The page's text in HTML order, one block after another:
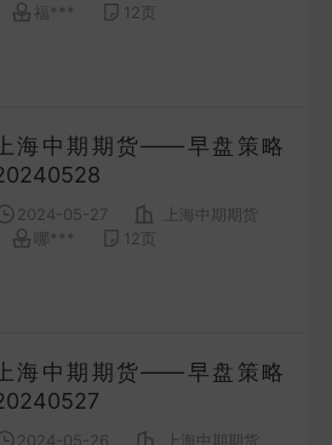
福***
12 页
上海中期期货——早盘策略
2024-05-27
上海中期期货
哪***
12 页
上海中期期货——早盘策略
2024-05-26 上海中期期货